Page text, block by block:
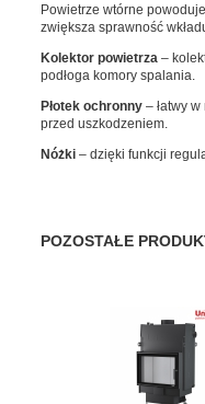
Powietrze wtórne
zwiększa sprawność
Kolektor powietrza –
podłoga komory spalania.
Płotek ochronny – łatwy
przed uszkodzeniem.
Nóżki – dzięki funkcji
POZOSTAŁE